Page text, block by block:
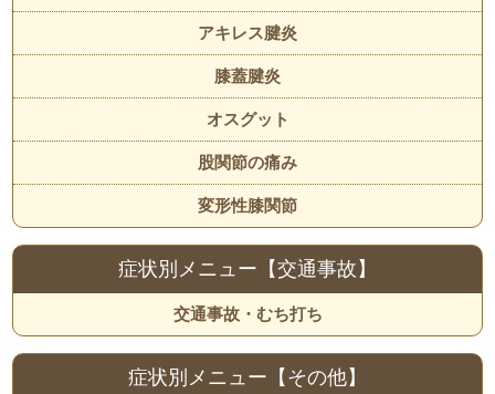
アキレス腱炎
膝蓋腱炎
オスグット
股関節の痛み
変形性膝関節
症状別メニュー【交通事故】
交通事故・むち打ち
症状別メニュー【その他】